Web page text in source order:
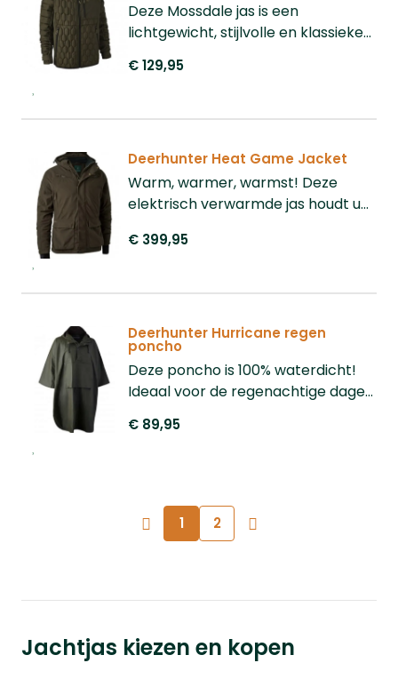
Deze Mossdale jas is een
lichtgewicht, stijlvolle en klassieke
omstandigheden en gelegenheden.
€ 129,95
Deerhunter Heat Game Jacket
Warm, warmer, warmst! Deze
elektrisch verwarmde jas houdt u
de borst en de rug zit een
een lange aanzit of het op de post
€ 399,95
Deerhunter Hurricane regen
poncho
Deze poncho is 100% waterdicht!
Ideaal voor de regenachtige dagen,
jas aan.
€ 89,95
1 2
Jachtjas kiezen en kopen